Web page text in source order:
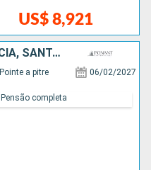
US$ 8,921
ANTIGUA E BARBUDA, FRANCIA, SANTA LUCIA
Pointe a pitre 06/02/2027
Pensão completa